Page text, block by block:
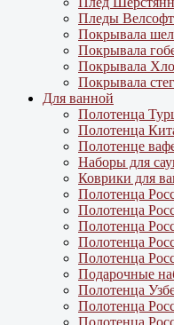
Пледы Велсофт
Покрывала
Покрывала
Покрывала
Покрывала
Для ванной
Полотенца
Полотенца
Полотенце
Наборы для
Коврики для
Полотенца
Полотенца
Полотенца
Полотенца
Полотенца
Подарочные
Полотенца
Полотенца
Полотенца